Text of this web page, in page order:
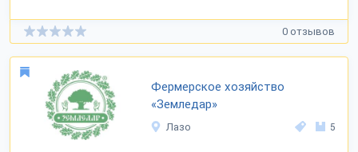
0 отзывов
Фермерское хозяйство
«Земледар»
Лазо 5